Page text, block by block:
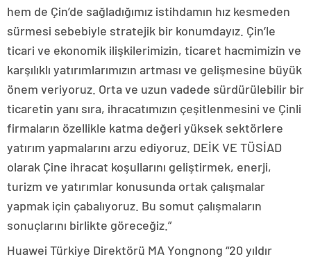
hem de Çin’de sağladığımız istihdamın hız kesmeden
sürmesi sebebiyle stratejik bir konumdayız. Çin’le
ticari ve ekonomik ilişkilerimizin, ticaret hacmimizin ve
karşılıklı yatırımlarımızın artması ve gelişmesine büyük
önem veriyoruz. Orta ve uzun vadede sürdürülebilir bir
ticaretin yanı sıra, ihracatımızın çeşitlenmesini ve Çinli
firmaların özellikle katma değeri yüksek sektörlere
yatırım yapmalarını arzu ediyoruz. DEİK VE TÜSİAD
olarak Çine ihracat koşullarını geliştirmek, enerji,
turizm ve yatırımlar konusunda ortak çalışmalar
yapmak için çabalıyoruz. Bu somut çalışmaların
sonuçlarını birlikte göreceğiz.”
Huawei Türkiye Direktörü MA Yongnong “20 yıldır